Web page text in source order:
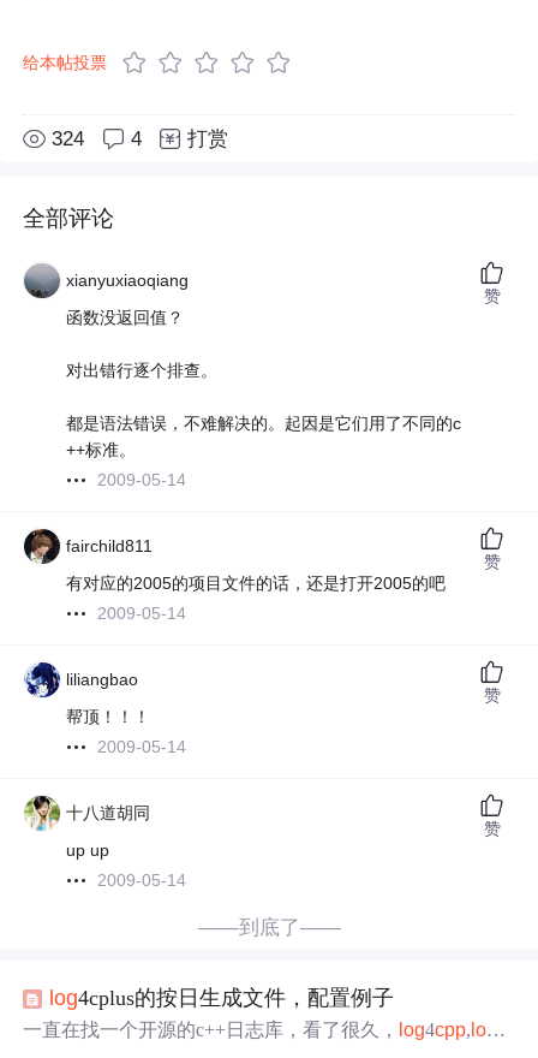
给本帖投票
324 4 打赏
全部评论
xianyuxiaoqiang
函数没返回值？
对出错行逐个排查。
都是语法错误，不难解决的。起因是它们用了不同的c
++标准。
2009-05-14
赞
fairchild811
有对应的2005的项目文件的话，还是打开2005的吧
2009-05-14
赞
liliangbao
帮顶！！！
2009-05-14
赞
十八道胡同
up up
2009-05-14
赞
——到底了——
log4cplus的按日生成文件，配置例子
一直在找一个开源的c++日志库，看了很久， log4cpp, log4